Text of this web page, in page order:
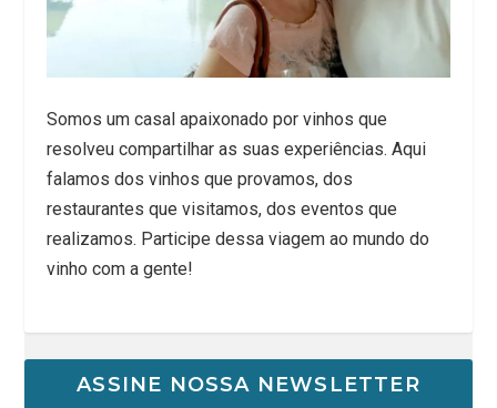
Somos um casal apaixonado por vinhos que
resolveu compartilhar as suas experiências. Aqui
falamos dos vinhos que provamos, dos
restaurantes que visitamos, dos eventos que
realizamos. Participe dessa viagem ao mundo do
vinho com a gente!
ASSINE NOSSA NEWSLETTER